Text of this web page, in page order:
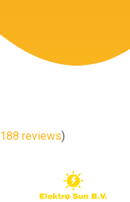
188 reviews)